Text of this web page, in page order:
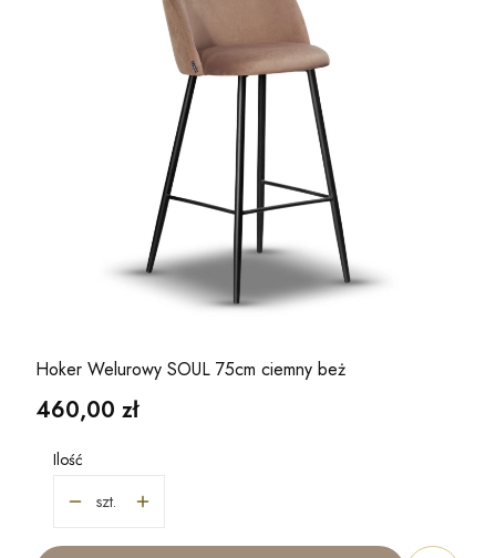
Hoker Welurowy SOUL 75cm ciemny beż
Cena
460,00 zł
Ilość
szt.